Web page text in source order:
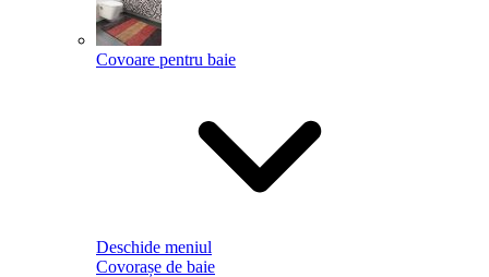
Covoare pentru baie
Deschide meniul
Covorașe de baie